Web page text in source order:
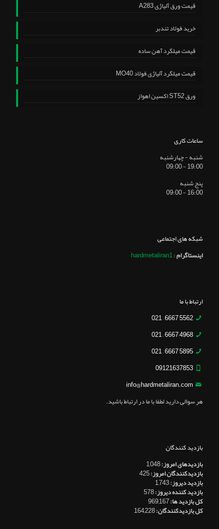
قیمت ورق آلیاژی A283
خرید فولاد تندبر
قیمت میلگرد آهن ساده
قیمت میلگرد آلیاژی فولاد MO40
ورق ST52 اکسین اهواز
ساعات کاری
شنبه - چهارشنبه
19:00 - 09:00
پنج شنبه
16:00 - 09:00
شبکه های اجتماعی
اینستاگرام:
hardmetaliran1
ارتباط با ما
5562 6667 – 021
4968 6667 – 021
5895 6667 – 021
09121637853
info@hardmetaliran.com
هر سوالی دارید لطفا با ما در ارتباط باشید.
بازدید کنندگان
بازدیدهای امروز:1,048
بازدیدکنندگان امروز:425
بازدید دیروز:1,743
بازدید کننده دیروز:578
کل بازدید ها:969,167
کل بازدیدکنند‌گان:164,228